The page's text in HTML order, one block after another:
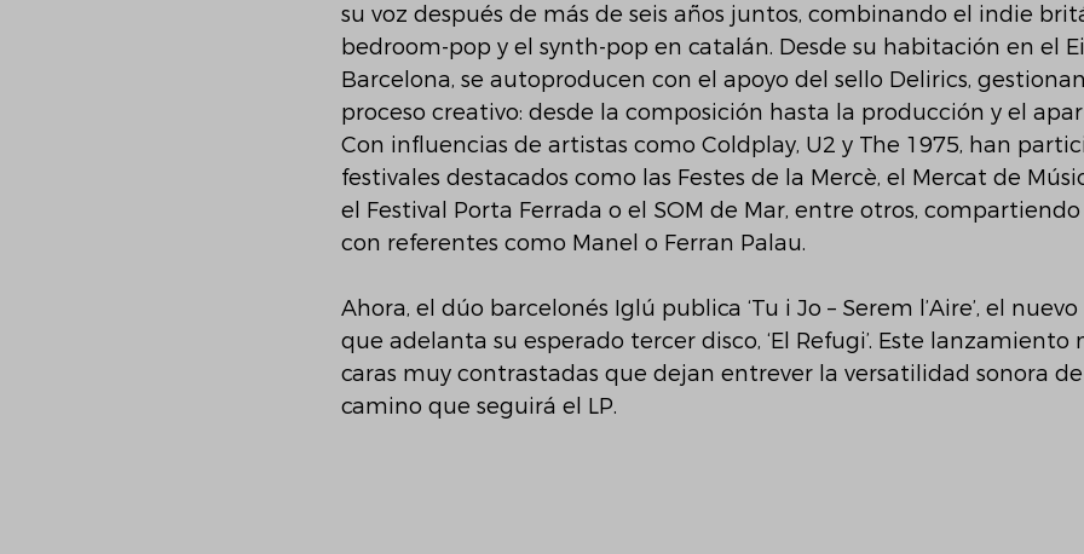
su voz después de más de seis años juntos, combinando el indie
bedroom-pop y el synth-pop en catalán. Desde su habitación en el
Barcelona, se autoproducen con el apoyo del sello Delirics,
proceso creativo: desde la composición hasta la producción y el
Con influencias de artistas como Coldplay, U2 y The 1975, han
festivales destacados como las Festes de la Mercè, el Mercat de
el Festival Porta Ferrada o el SOM de Mar, entre otros,
con referentes como Manel o Ferran Palau.
Ahora, el dúo barcelonés Iglú publica ‘Tu i Jo – Serem l’Aire’, el
que adelanta su esperado tercer disco, ‘El Refugi’. Este
caras muy contrastadas que dejan entrever la versatilidad sonora
camino que seguirá el LP.